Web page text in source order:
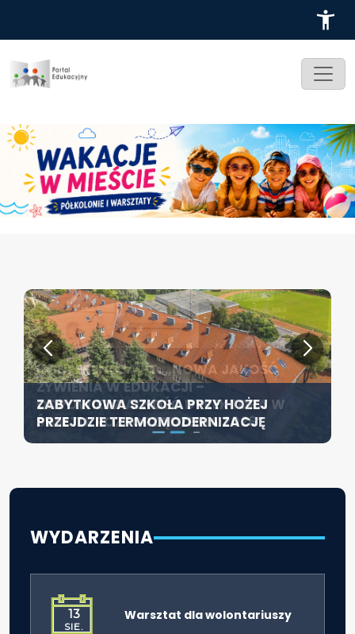
ZABYTKOWA SZKOŁA PRZY HOŻEJ
PRZEJDZIE TERMOMODERNIZACJĘ
KONFERENCJA PT. „NOWA JAKOŚĆ
ŻYWIENIA W EDUKACJI –
ODPOWIEDZIALNOŚĆ DYREKTORA W
ŚWIETLE ROZPORZĄDZENIA 2026”
SZCZECIN ROZWIJA EDUKACJĘ
WŁĄCZAJĄCĄ - NOWE
SPECJALISTYCZNE CENTRUM
ROZPOCZYNA DZIAŁALNOŚĆ
WYDARZENIA
13
SIE.
Warsztat dla wolontariuszy